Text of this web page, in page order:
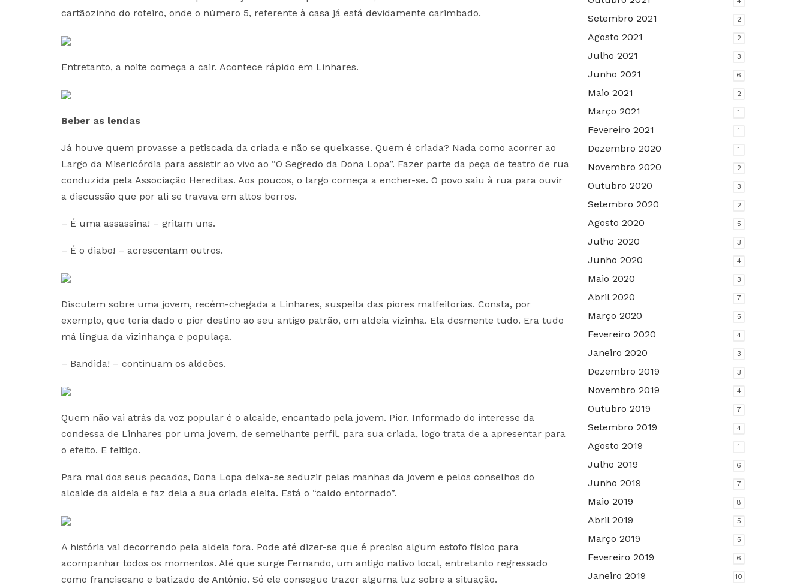
cartãozinho do roteiro, onde o número 5, referente à casa já está devidamente carimbado.
Entretanto, a noite começa a cair. Acontece rápido em Linhares.
Beber as lendas
Já houve quem provasse a petiscada da criada e não se queixasse. Quem é criada? Nada como acorrer ao
Largo da Misericórdia para assistir ao vivo ao “O Segredo da Dona Lopa”. Fazer parte da peça de teatro de rua
conduzida pela Associação Hereditas. Aos poucos, o largo começa a encher-se. O povo saiu à rua para ouvir
a discussão que por ali se travava em altos berros.
– É uma assassina! – gritam uns.
– É o diabo! – acrescentam outros.
Discutem sobre uma jovem, recém-chegada a Linhares, suspeita das piores malfeitorias. Consta, por
exemplo, que teria dado o pior destino ao seu antigo patrão, em aldeia vizinha. Ela desmente tudo. Era tudo
má língua da vizinhança e populaça.
– Bandida! – continuam os aldeões.
Quem não vai atrás da voz popular é o alcaide, encantado pela jovem. Pior. Informado do interesse da
condessa de Linhares por uma jovem, de semelhante perfil, para sua criada, logo trata de a apresentar para
o efeito. E feitiço.
Para mal dos seus pecados, Dona Lopa deixa-se seduzir pelas manhas da jovem e pelos conselhos do
alcaide da aldeia e faz dela a sua criada eleita. Está o “caldo entornado”.
A história vai decorrendo pela aldeia fora. Pode até dizer-se que é preciso algum estofo físico para
acompanhar todos os momentos. Até que surge Fernando, um antigo nativo local, entretanto regressado
como franciscano e batizado de António. Só ele consegue trazer alguma luz sobre a situação.
Setembro 2021 2
Agosto 2021 2
Julho 2021 3
Junho 2021 6
Maio 2021 2
Março 2021 1
Fevereiro 2021 1
Dezembro 2020 1
Novembro 2020 2
Outubro 2020 3
Setembro 2020 2
Agosto 2020 5
Julho 2020 3
Junho 2020 4
Maio 2020 3
Abril 2020 7
Março 2020 5
Fevereiro 2020 4
Janeiro 2020 3
Dezembro 2019 3
Novembro 2019 4
Outubro 2019 7
Setembro 2019 4
Agosto 2019 1
Julho 2019 6
Junho 2019 7
Maio 2019 8
Abril 2019 5
Março 2019 5
Fevereiro 2019 6
Janeiro 2019 10